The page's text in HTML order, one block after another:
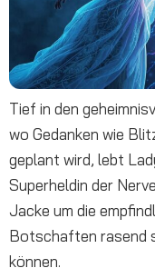
Tief in den
wo Gedanken wie
geplant wird, lebt
Superheldin der
Jacke um die
Botschaften rasend
können.